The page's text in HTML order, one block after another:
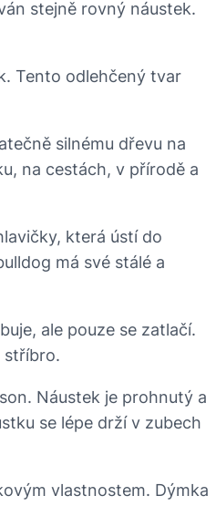
stejně rovný náustek.
Tento odlehčený tvar
silnému dřevu na
na cestách, v přírodě a
která ústí do
má své stálé a
ale pouze se zatlačí.
stříbro.
Náustek je prohnutý a
se lépe drží v zubech
vlastnostem. Dýmka